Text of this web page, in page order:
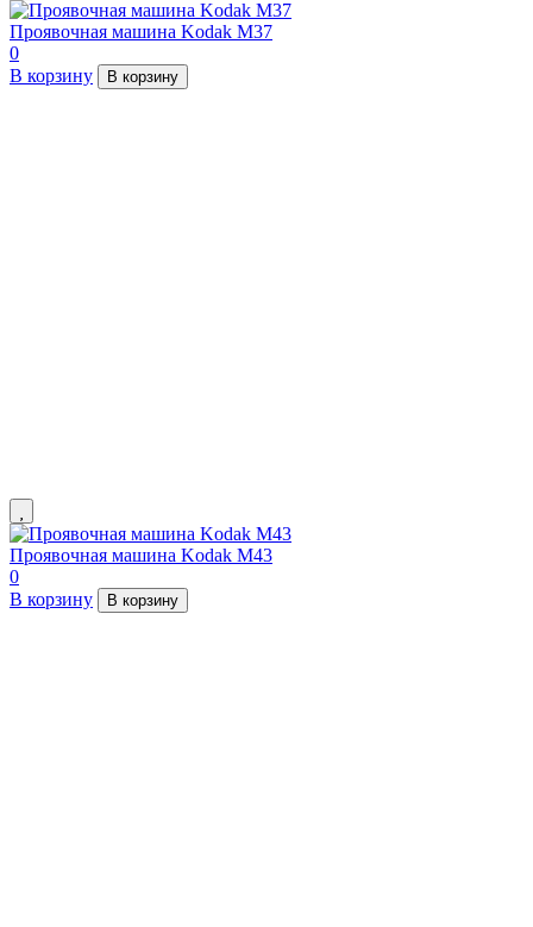
Проявочная машина Kodak M37
0
В корзину
В корзину
Проявочная машина Kodak M43
0
В корзину
В корзину